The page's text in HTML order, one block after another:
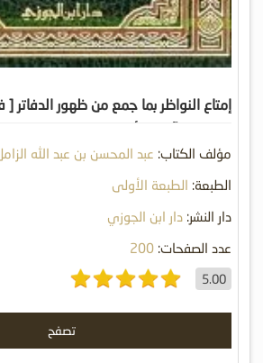
إمتاع النواظر بما جمع من ظهور الدفاتر
مؤلف الكتاب: عبد المحسن بن عبد الله
الطبعة: الطبعة الأولى
دار النشر: دار ابن الجوزي
عدد الصفحات: 200
5.00
تصفح